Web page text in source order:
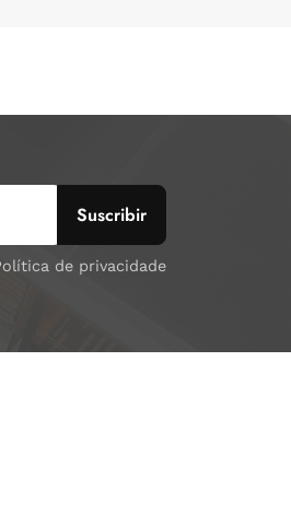
de privacidade